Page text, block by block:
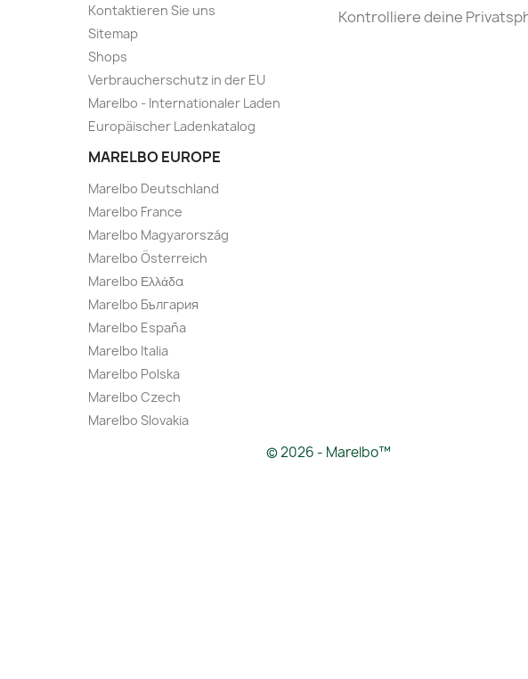
Kontaktieren Sie uns
Sitemap
Shops
Verbraucherschutz in der EU
Marelbo - Internationaler Laden
Europäischer Ladenkatalog
MARELBO EUROPE
Marelbo Deutschland
Marelbo France
Marelbo Magyarország
Marelbo Österreich
Marelbo Ελλάδα
Marelbo България
Marelbo España
Marelbo Italia
Marelbo Polska
Marelbo Czech
Marelbo Slovakia
Kontrolliere deine
© 2026 - Marelbo™